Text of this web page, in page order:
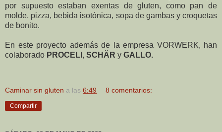
por supuesto estaban exentas de gluten, como pan de
molde, pizza, bebida isotónica, sopa de gambas y croquetas
de bonito.
En este proyecto además de la empresa VORWERK, han
colaborado PROCELI , SCHÄR y GALLO.
Caminar sin gluten a las 6:49 8 comentarios:
Compartir